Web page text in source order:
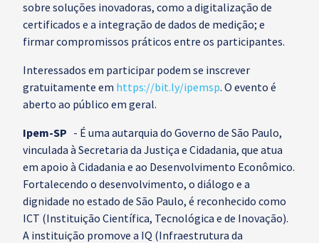
sobre soluções inovadoras, como a digitalização de
certificados e a integração de dados de medição; e
firmar compromissos práticos entre os participantes.
Interessados em participar podem se inscrever
gratuitamente em https://bit.ly/ipemsp. O evento é
aberto ao público em geral.
Ipem-SP - É uma autarquia do Governo de São Paulo,
vinculada à Secretaria da Justiça e Cidadania, que atua
em apoio à Cidadania e ao Desenvolvimento Econômico.
Fortalecendo o desenvolvimento, o diálogo e a
dignidade no estado de São Paulo, é reconhecido como
ICT (Instituição Científica, Tecnológica e de Inovação).
A instituição promove a IQ (Infraestrutura da